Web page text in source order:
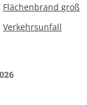
Flächenbrand groß
Verkehrsunfall